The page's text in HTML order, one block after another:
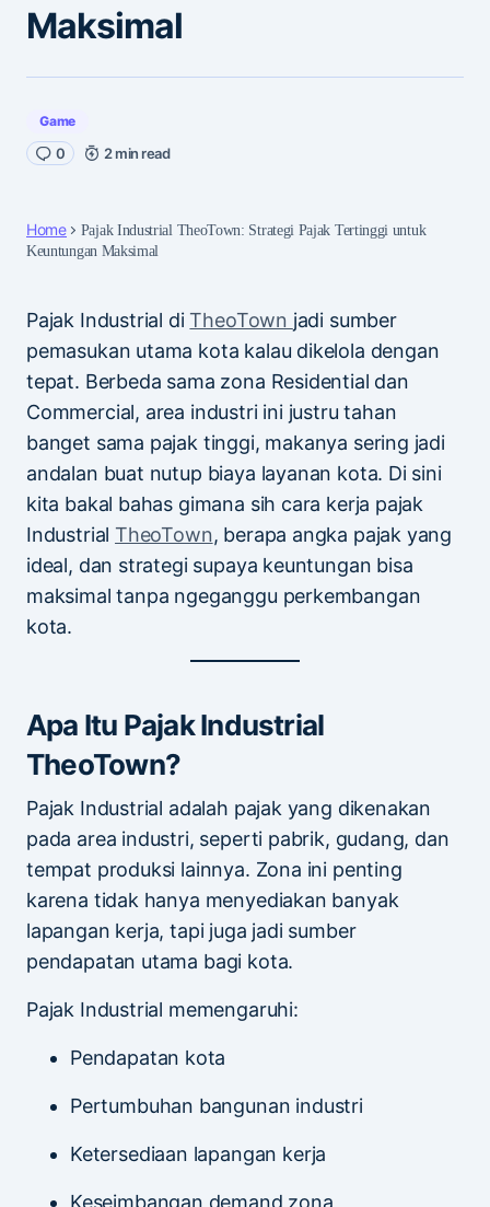
Maksimal
Game
0 2 min read
Home
Pajak Industrial TheoTown: Strategi Pajak Tertinggi untuk
Keuntungan Maksimal
Pajak Industrial diTheoTown jadi sumber
pemasukan utama kota kalau dikelola dengan
tepat. Berbeda sama zona Residential dan
Commercial, area industri ini justru tahan
banget sama pajak tinggi, makanya sering jadi
andalan buat nutup biaya layanan kota. Di sini
kita bakal bahas gimana sih cara kerja pajak
IndustrialTheoTown, berapa angka pajak yang
ideal, dan strategi supaya keuntungan bisa
maksimal tanpa ngeganggu perkembangan
kota.
Apa Itu Pajak Industrial
TheoTown?
Pajak Industrial adalah pajak yang dikenakan
pada area industri, seperti pabrik, gudang, dan
tempat produksi lainnya. Zona ini penting
karena tidak hanya menyediakan banyak
lapangan kerja, tapi juga jadi sumber
pendapatan utama bagi kota.
Pajak Industrial memengaruhi:
Pendapatan kota
Pertumbuhan bangunan industri
Ketersediaan lapangan kerja
Keseimbangan demand zona